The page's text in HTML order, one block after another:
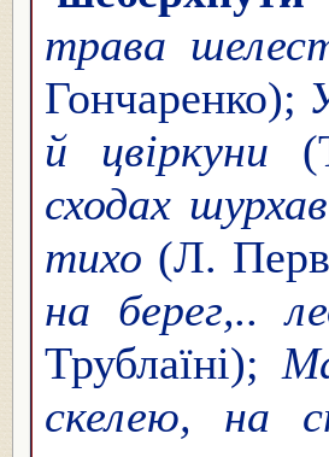
трава
Гончаренко);
й цвіркуни
сходах
тихо (Л.
на берег,..
Трублаїні);
скелею, на